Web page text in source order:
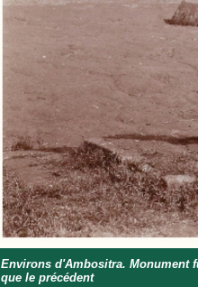
Environs d'Ambositra. Monument
que le précédent